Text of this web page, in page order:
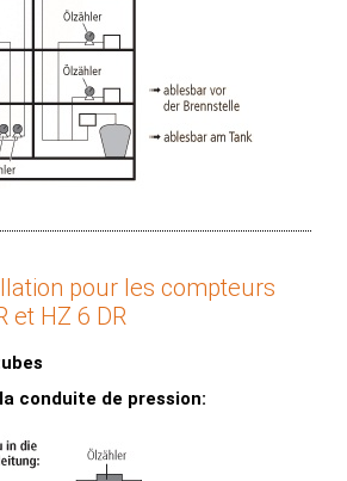
pour les compteurs
et HZ 6 DR
conduite de pression: